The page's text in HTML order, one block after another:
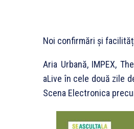
Noi confirmări și
Aria Urbană, IMPEX,
aLive în cele două zile
Scena Electronica